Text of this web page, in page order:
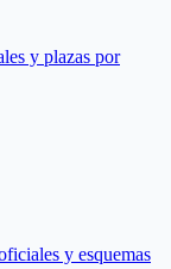
y plazas por
y esquemas